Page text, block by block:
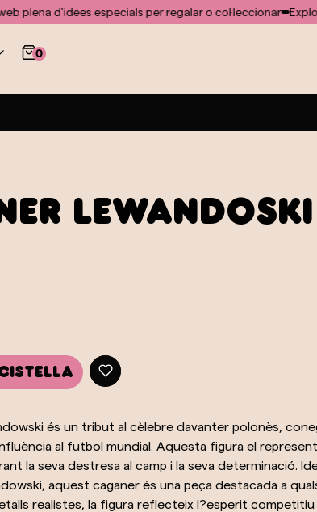
d'idees especials per regalar o col·leccionar Explora la
0
Lewandoski
cistella
és un tribut al cèlebre davanter polonès,
al futbol mundial. Aquesta figura el
la seva destresa al camp i la seva determinació.
aquest caganer és una peça destacada a
realistes, la figura reflecteix l?esperit competitiu